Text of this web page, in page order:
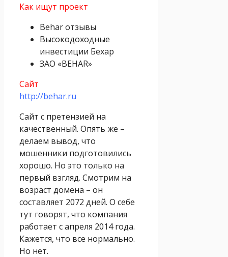
Как ищут проект
Behar отзывы
Высокодоходные
инвестиции Бехар
ЗАО «BEHAR»
Сайт
http://behar.ru
Сайт с претензией на
качественный. Опять же –
делаем вывод, что
мошенники подготовились
хорошо. Но это только на
первый взгляд. Смотрим на
возраст домена – он
составляет 2072 дней. О себе
тут говорят, что компания
работает с апреля 2014 года.
Кажется, что все нормально.
Но нет.